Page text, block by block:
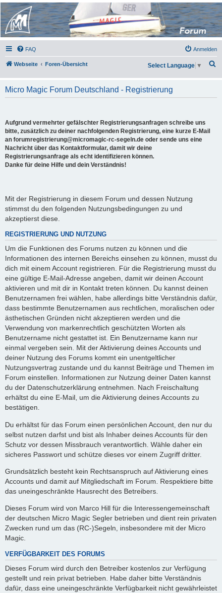
Micro Magic Forum
Deutschland
FAQ Anmelden
Webseite Foren-Übersicht
h
Select Language ▼
Micro Magic Forum Deutschland - Registrierung
Aufgrund vermehrter gefälschter Registrierungsanfragen schreibe uns
bitte, zusätzlich zu deiner nachfolgenden Registrierung, eine kurze E-Mail
an forumregistrierung@micromagic-rc-segeln.de oder sende uns eine
Nachricht über das Kontaktformular, damit wir deine
Registrierungsanfrage als echt identifizieren können.
Danke für deine Hilfe und dein Verständnis!
Mit der Registrierung in diesem Forum und dessen Nutzung
stimmst du den folgenden Nutzungsbedingungen zu und
akzeptierst diese.
REGISTRIERUNG UND NUTZUNG
Um die Funktionen des Forums nutzen zu können und die
Informationen des internen Bereichs einsehen zu können, musst du
dich mit einem Account registrieren. Für die Registrierung musst du
eine gültige E-Mail-Adresse angeben, damit wir deinen Account
aktivieren und mit dir in Kontakt treten können. Du kannst deinen
Benutzernamen frei wählen, habe allerdings bitte Verständnis dafür,
dass bestimmte Benutzernamen aus rechtlichen, moralischen oder
ästhetischen Gründen nicht akzeptieren werden und die
Verwendung von markenrechtlich geschützten Worten als
Benutzername nicht gestattet ist. Ein Benutzername kann nur
einmal vergeben sein. Mit der Aktivierung deines Accounts und
deiner Nutzung des Forums kommt ein unentgeltlicher
Nutzungsvertrag zustande und du kannst Beiträge und Themen im
Forum einstellen. Informationen zur Nutzung deiner Daten kannst
du der Datenschutzerklärung entnehmen. Nach Freischaltung
erhältst du eine E-Mail, um die Aktivierung deines Accounts zu
bestätigen.
Du erhältst für das Forum einen persönlichen Account, den nur du
selbst nutzen darfst und bist als Inhaber deines Accounts für den
Schutz vor dessen Missbrauch verantwortlich. Wähle daher ein
sicheres Passwort und schütze dieses vor einem Zugriff dritter.
Grundsätzlich besteht kein Rechtsanspruch auf Aktivierung eines
Accounts und damit auf Mitgliedschaft im Forum. Respektiere bitte
das uneingeschränkte Hausrecht des Betreibers.
Dieses Forum wird von Marco Hill für die Interessengemeinschaft
der deutschen Micro Magic Segler betrieben und dient rein privaten
Zwecken rund um das (RC-)Segeln, insbesondere mit der Micro
Magic.
VERFÜGBARKEIT DES FORUMS
Dieses Forum wird durch den Betreiber kostenlos zur Verfügung
gestellt und rein privat betrieben. Habe daher bitte Verständnis
dafür, dass eine uneingeschränkte Verfügbarkeit nicht gewährleistet